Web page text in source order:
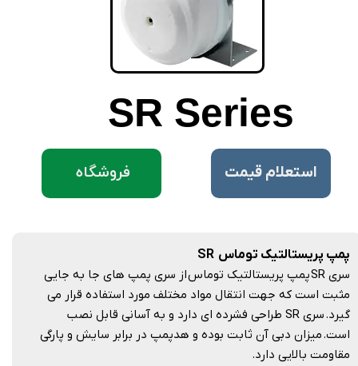
SR Series
پمپ پریستالتیک توماس SR
سری SR پمپ پریستالتیک توماس از سری پمپ های جا به جایی
مثبت است که جهت انتقال مواد مختلف مورد استفاده قرار می
گیرد. سری SR طراحی فشرده ای دارد و به آسانی قابل نصب
است. میزان دبی آن ثابت بوده و هدپمپ در برابر سایش و پارگی
مقاومت بالایی دارد.
فروشگاه ​استعلام قیمت